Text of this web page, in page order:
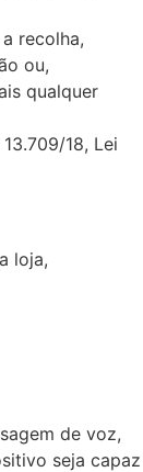
recolha,
ou,
qualquer
18, Lei
loja,
de voz,
seja capaz